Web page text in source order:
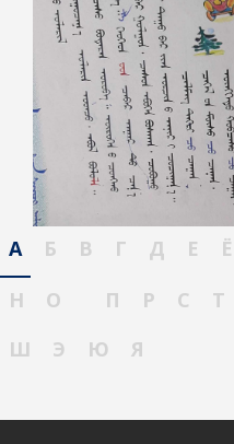
А Б В Г Д Е Ё
Н
О П Р С Т
Ш
Э Ю Я